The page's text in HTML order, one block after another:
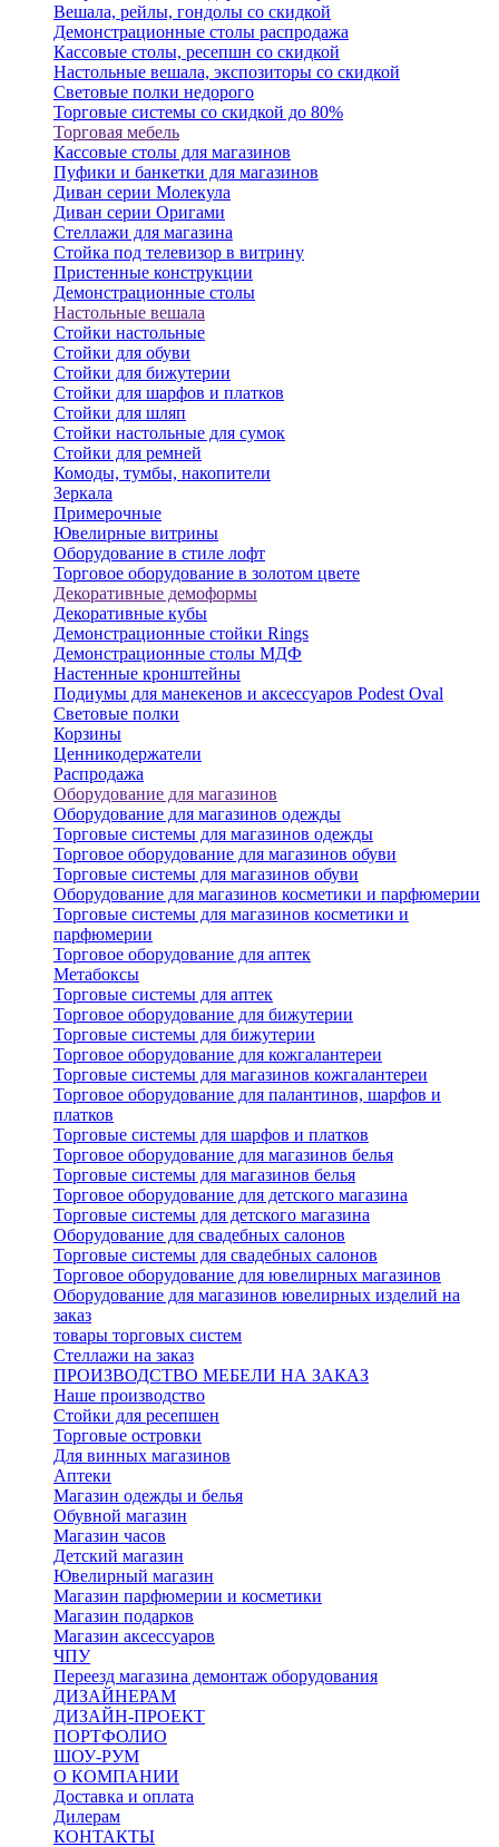
Вешала, рейлы, гондолы со скидкой
Демонстрационные столы распродажа
Кассовые столы, ресепшн со скидкой
Настольные вешала, экспозиторы со скидкой
Световые полки недорого
Торговые системы со скидкой до 80%
Торговая мебель
Кассовые столы для магазинов
Пуфики и банкетки для магазинов
Диван серии Молекула
Диван серии Оригами
Стеллажи для магазина
Стойка под телевизор в витрину
Пристенные конструкции
Демонстрационные столы
Настольные вешала
Стойки настольные
Стойки для обуви
Стойки для бижутерии
Стойки для шарфов и платков
Стойки для шляп
Стойки настольные для сумок
Стойки для ремней
Комоды, тумбы, накопители
Зеркала
Примерочные
Ювелирные витрины
Оборудование в стиле лофт
Торговое оборудование в золотом цвете
Декоративные демоформы
Декоративные кубы
Демонстрационные стойки Rings
Демонстрационные столы МДФ
Настенные кронштейны
Подиумы для манекенов и аксессуаров Podest Oval
Световые полки
Корзины
Ценникодержатели
Распродажа
Оборудование для магазинов
Оборудование для магазинов одежды
Торговые системы для магазинов одежды
Торговое оборудование для магазинов обуви
Торговые системы для магазинов обуви
Оборудование для магазинов косметики и парфюмерии
Торговые системы для магазинов косметики и
парфюмерии
Торговое оборудование для аптек
Метабоксы
Торговые системы для аптек
Торговое оборудование для бижутерии
Торговые системы для бижутерии
Торговое оборудование для кожгалантереи
Торговые системы для магазинов кожгалантереи
Торговое оборудование для палантинов, шарфов и
платков
Торговые системы для шарфов и платков
Торговое оборудование для магазинов белья
Торговые системы для магазинов белья
Торговое оборудование для детского магазина
Торговые системы для детского магазина
Оборудование для свадебных салонов
Торговые системы для свадебных салонов
Торговое оборудование для ювелирных магазинов
Оборудование для магазинов ювелирных изделий на
заказ
товары торговых систем
Стеллажи на заказ
ПРОИЗВОДСТВО МЕБЕЛИ НА ЗАКАЗ
Наше производство
Стойки для ресепшен
Торговые островки
Для винных магазинов
Аптеки
Магазин одежды и белья
Обувной магазин
Магазин часов
Детский магазин
Ювелирный магазин
Магазин парфюмерии и косметики
Магазин подарков
Магазин аксессуаров
ЧПУ
Переезд магазина демонтаж оборудования
ДИЗАЙНЕРАМ
ДИЗАЙН-ПРОЕКТ
ПОРТФОЛИО
ШОУ-РУМ
О КОМПАНИИ
Доставка и оплата
Дилерам
КОНТАКТЫ